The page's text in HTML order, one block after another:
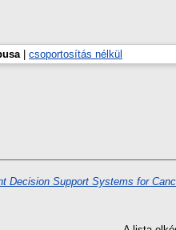
| csoportosítás nélkül
Decision Support Systems for